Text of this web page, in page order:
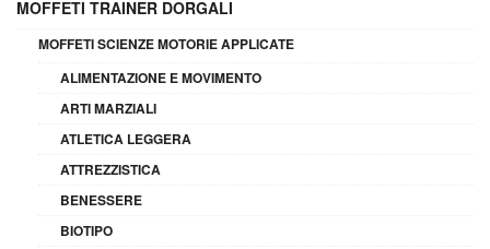
MOFFETI TRAINER DORGALI
MOFFETI SCIENZE MOTORIE APPLICATE
ALIMENTAZIONE E MOVIMENTO
ARTI MARZIALI
ATLETICA LEGGERA
ATTREZZISTICA
BENESSERE
BIOTIPO